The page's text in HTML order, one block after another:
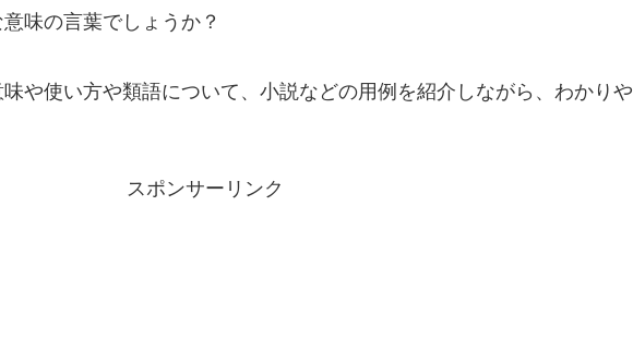
味の言葉でしょうか？
や使い方や類語について、小説などの用例を紹介しながら、わかりや
スポンサーリンク